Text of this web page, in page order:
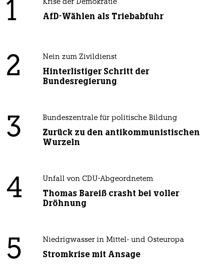
1 Krise der Demokratie
AfD-Wählen als Triebabfuhr
2 Nein zum Zivildienst
Hinterlistiger Schritt der
Bundesregierung
3 Bundeszentrale für politische Bildung
Zurück zu den antikommunistischen
Wurzeln
4 Unfall von CDU-Abgeordnetem
Thomas Bareiß crasht bei voller
Dröhnung
5 Niedrigwasser in Mittel- und Osteuropa
Stromkrise mit Ansage